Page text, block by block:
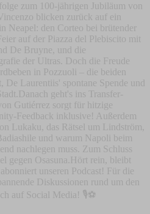
zum 100-jährigen Jubiläum von
blicken zurück auf ein
Neapel: den Corteo bei brütender
auf der Piazza del Plebiscito mit
De Bruyne, und die
der Ultras. Doch die Freude
in Pozzuoli – die beiden
De Laurentiis' spontane Spende und
geht's ins Transfer-
Gutiérrez sorgt für hitzige
Feedback inklusive! Außerdem
Lukaku, das Rätsel um Lindström,
und warum Napoli beim
nachlegen muss. Zum Schluss
gegen Osasuna.Hört rein, bleibt
unseren Podcast! Für die
Diskussionen rund um den
auf Social Media! 🎙️⚽